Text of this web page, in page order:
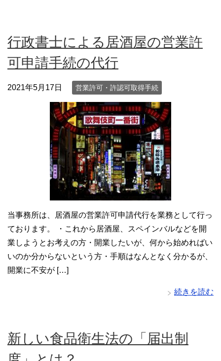
行政書士による居酒屋の営業許
可申請手続の代行
2021年5月17日 営業許可・許認可取得手続
当事務所は、居酒屋の営業許可申請代行を業務として行っ
ております。 ・これから居酒屋、スペインバルなどを開
業しようとお考えの方・開業したいが、何から始めればい
いのか分からないという方・手順はなんとなく分かるが、
開業に不安が […]
続きを読む
新しい食品衛生法の「届出制